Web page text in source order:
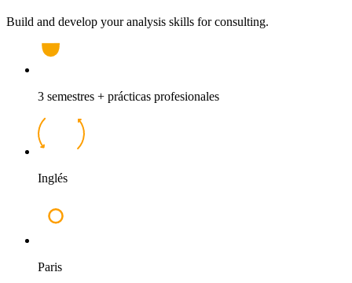
Build and develop your analysis skills for consulting.
3 semestres + prácticas profesionales
Inglés
Paris